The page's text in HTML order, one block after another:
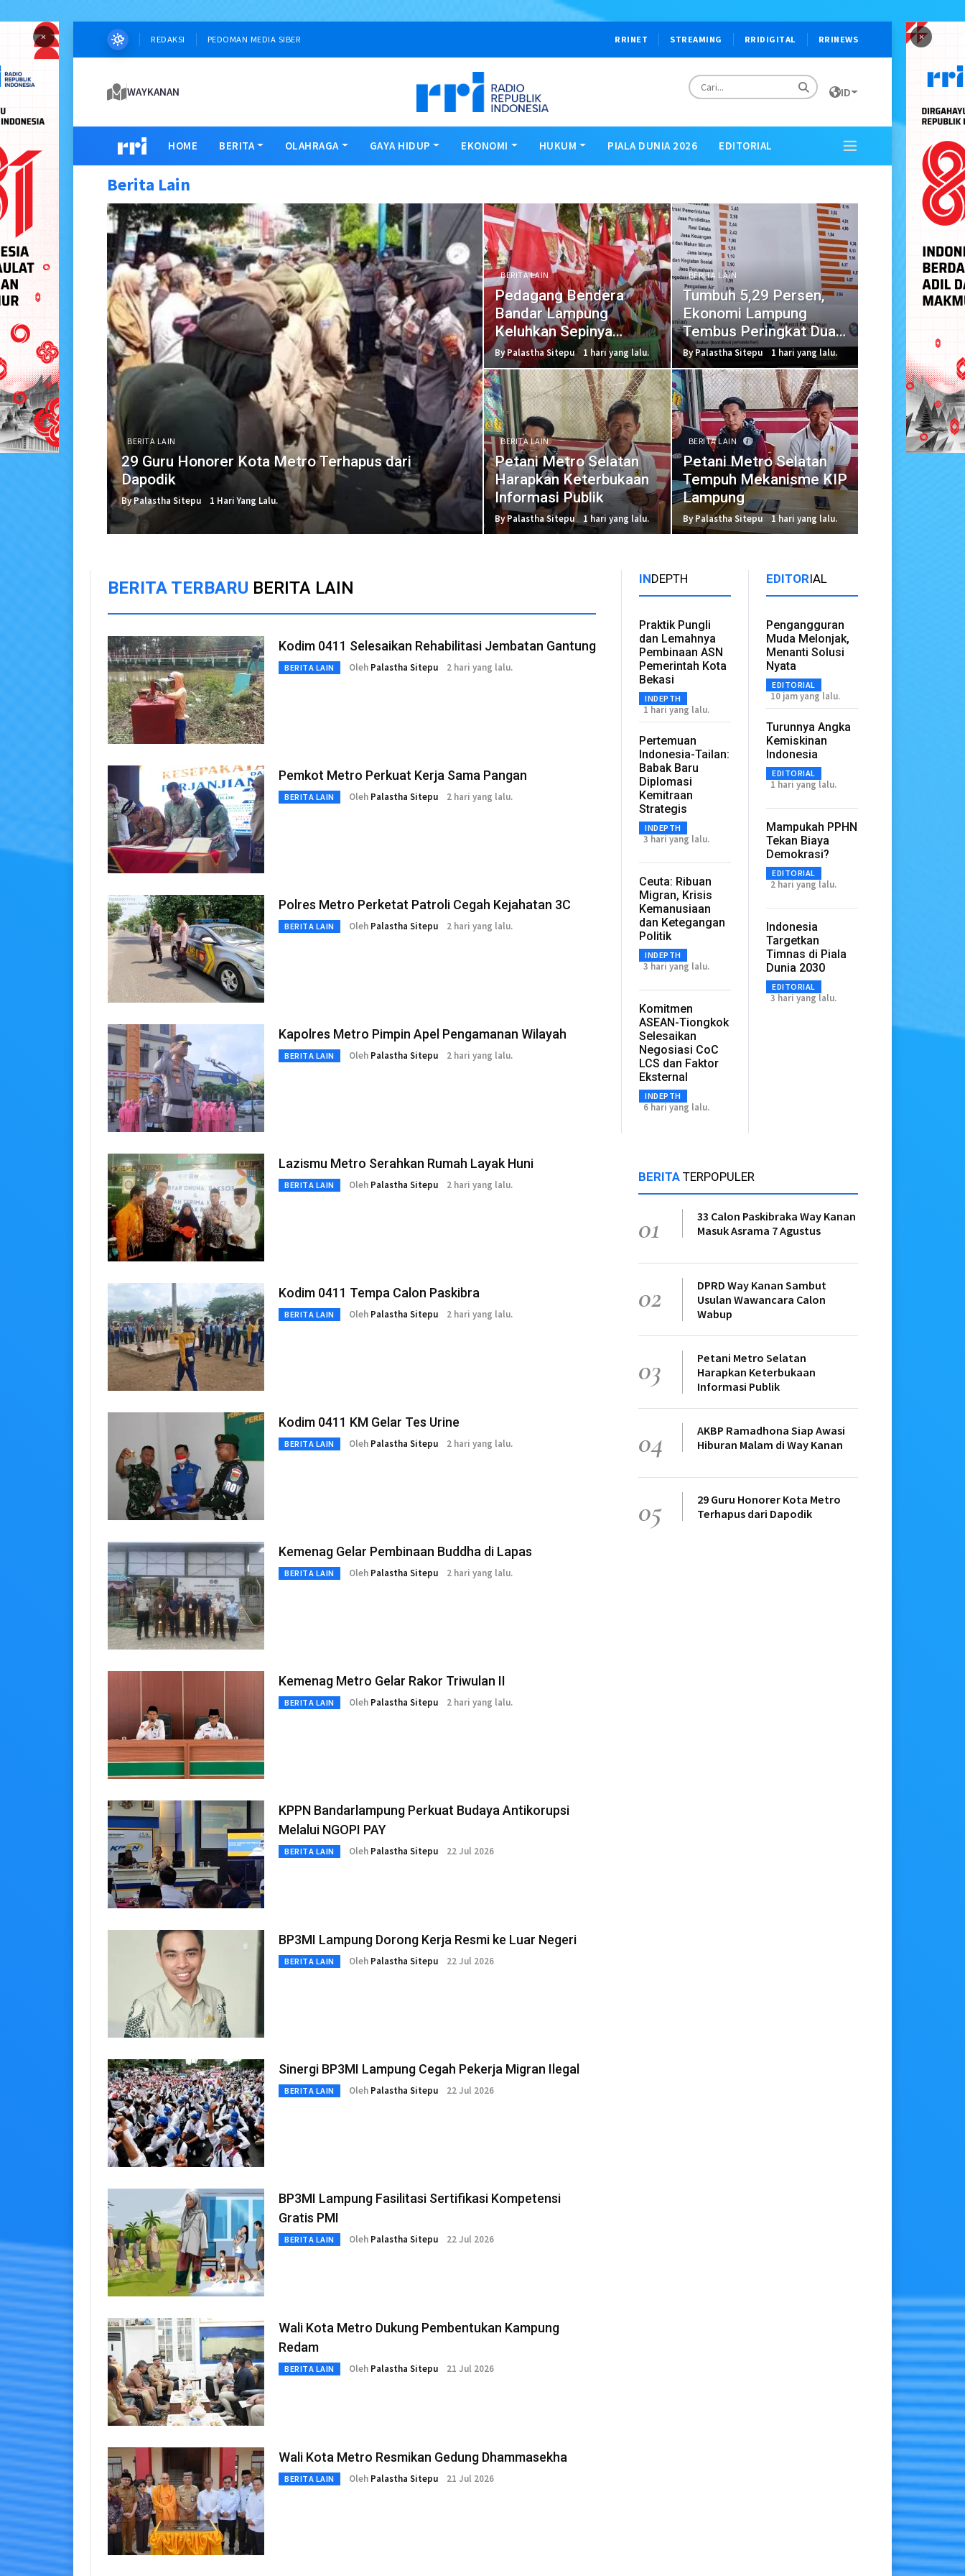
× ×
REDAKSI PEDOMAN MEDIA SIBER RRINET STREAMING RRIDIGITAL RRINEWS
WAYKANAN ID
HOME BERITA OLAHRAGA GAYA HIDUP EKONOMI HUKUM PIALA DUNIA 2026 EDITORIAL
Berita Lain
BERITA LAIN
29 Guru Honorer Kota Metro Terhapus dari
Dapodik
By Palastha Sitepu 1 Hari Yang Lalu.
BERITA LAIN
Pedagang Bendera
Bandar Lampung
Keluhkan Sepinya
Pembeli
By Palastha Sitepu 1 hari yang lalu.
BERITA LAIN
Tumbuh 5,29 Persen,
Ekonomi Lampung
Tembus Peringkat Dua
Sumatera
By Palastha Sitepu 1 hari yang lalu.
BERITA LAIN
Petani Metro Selatan
Harapkan Keterbukaan
Informasi Publik
By Palastha Sitepu 1 hari yang lalu.
BERITA LAIN
Petani Metro Selatan
Tempuh Mekanisme KIP
Lampung
By Palastha Sitepu 1 hari yang lalu.
BERITA TERBARU BERITA LAIN
Kodim 0411 Selesaikan Rehabilitasi Jembatan Gantung
BERITA LAIN Oleh Palastha Sitepu 2 hari yang lalu.
Pemkot Metro Perkuat Kerja Sama Pangan
BERITA LAIN Oleh Palastha Sitepu 2 hari yang lalu.
Polres Metro Perketat Patroli Cegah Kejahatan 3C
BERITA LAIN Oleh Palastha Sitepu 2 hari yang lalu.
Kapolres Metro Pimpin Apel Pengamanan Wilayah
BERITA LAIN Oleh Palastha Sitepu 2 hari yang lalu.
Lazismu Metro Serahkan Rumah Layak Huni
BERITA LAIN Oleh Palastha Sitepu 2 hari yang lalu.
Kodim 0411 Tempa Calon Paskibra
BERITA LAIN Oleh Palastha Sitepu 2 hari yang lalu.
Kodim 0411 KM Gelar Tes Urine
BERITA LAIN Oleh Palastha Sitepu 2 hari yang lalu.
Kemenag Gelar Pembinaan Buddha di Lapas
BERITA LAIN Oleh Palastha Sitepu 2 hari yang lalu.
Kemenag Metro Gelar Rakor Triwulan II
BERITA LAIN Oleh Palastha Sitepu 2 hari yang lalu.
KPPN Bandarlampung Perkuat Budaya Antikorupsi
Melalui NGOPI PAY
BERITA LAIN Oleh Palastha Sitepu 22 Jul 2026
BP3MI Lampung Dorong Kerja Resmi ke Luar Negeri
BERITA LAIN Oleh Palastha Sitepu 22 Jul 2026
Sinergi BP3MI Lampung Cegah Pekerja Migran Ilegal
BERITA LAIN Oleh Palastha Sitepu 22 Jul 2026
BP3MI Lampung Fasilitasi Sertifikasi Kompetensi
Gratis PMI
BERITA LAIN Oleh Palastha Sitepu 22 Jul 2026
Wali Kota Metro Dukung Pembentukan Kampung
Redam
BERITA LAIN Oleh Palastha Sitepu 21 Jul 2026
Wali Kota Metro Resmikan Gedung Dhammasekha
BERITA LAIN Oleh Palastha Sitepu 21 Jul 2026
INDEPTH
Praktik Pungli
dan Lemahnya
Pembinaan ASN
Pemerintah Kota
Bekasi
INDEPTH
1 hari yang lalu.
Pertemuan
Indonesia-Tailan:
Babak Baru
Diplomasi
Kemitraan
Strategis
INDEPTH
3 hari yang lalu.
Ceuta: Ribuan
Migran, Krisis
Kemanusiaan
dan Ketegangan
Politik
INDEPTH
3 hari yang lalu.
Komitmen
ASEAN-Tiongkok
Selesaikan
Negosiasi CoC
LCS dan Faktor
Eksternal
INDEPTH
6 hari yang lalu.
EDITORIAL
Pengangguran
Muda Melonjak,
Menanti Solusi
Nyata
EDITORIAL
10 jam yang lalu.
Turunnya Angka
Kemiskinan
Indonesia
EDITORIAL
1 hari yang lalu.
Mampukah PPHN
Tekan Biaya
Demokrasi?
EDITORIAL
2 hari yang lalu.
Indonesia
Targetkan
Timnas di Piala
Dunia 2030
EDITORIAL
3 hari yang lalu.
BERITATERPOPULER
01
33 Calon Paskibraka Way Kanan
Masuk Asrama 7 Agustus
02
DPRD Way Kanan Sambut
Usulan Wawancara Calon
Wabup
03
Petani Metro Selatan
Harapkan Keterbukaan
Informasi Publik
04
AKBP Ramadhona Siap Awasi
Hiburan Malam di Way Kanan
05
29 Guru Honorer Kota Metro
Terhapus dari Dapodik